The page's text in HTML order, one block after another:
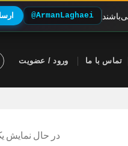
@ArmanLaghaei
تماس با ما ورود / عضویت
در حال نمایش